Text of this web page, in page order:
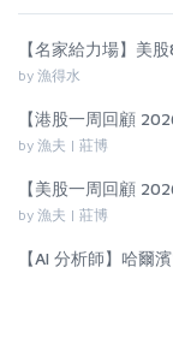
【名家給力場】美
by 漁得水
【港股一周回顧
by 漁夫 | 莊博
【美股一周回顧
by 漁夫 | 莊博
【AI 分析師】哈爾